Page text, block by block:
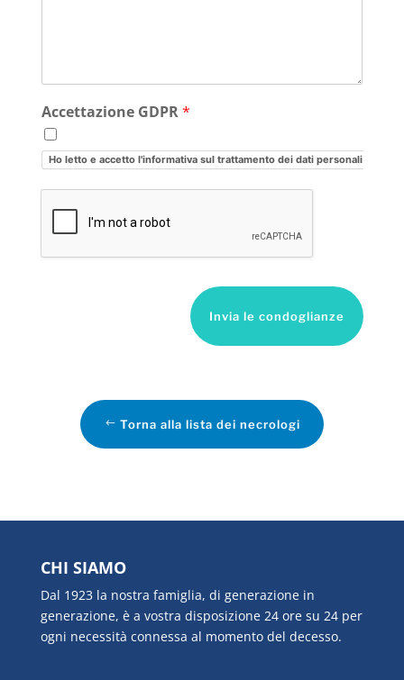
Accettazione GDPR*
Ho letto e accetto l'informativa sul trattamento dei dati personali
Invia le condoglianze
Torna alla lista dei necrologi
CHI SIAMO
Dal 1923 la nostra famiglia, di generazione in
generazione, è a vostra disposizione 24 ore su 24 per
ogni necessità connessa al momento del decesso.